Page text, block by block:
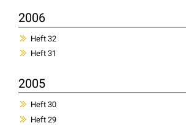
2006
Heft 32
Heft 31
2005
Heft 30
Heft 29